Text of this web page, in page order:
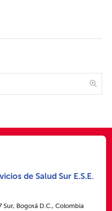
de Salud Sur E.S.E.
Sur, Bogotá D.C., Colombia